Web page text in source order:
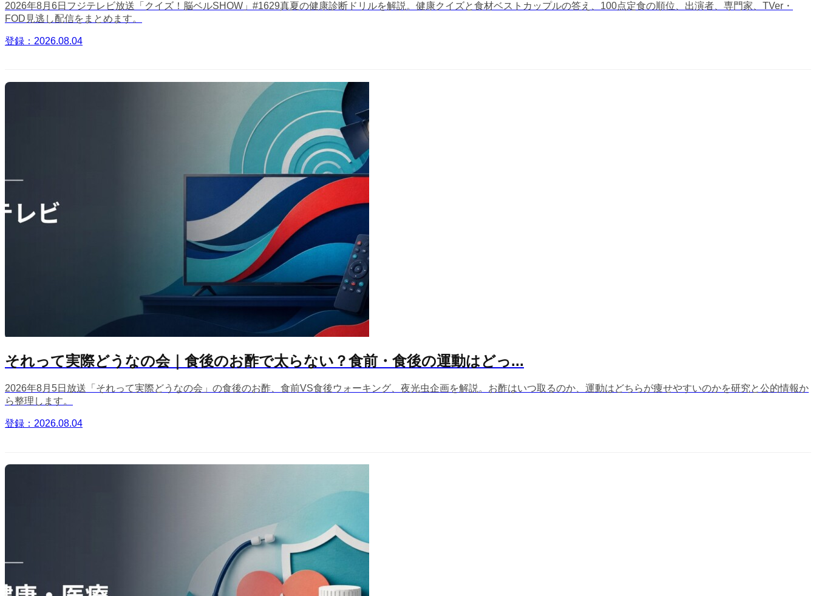
2026年8月6日フジテレビ放送「クイズ！脳ベルSHOW」#1629真夏の健康診断ドリルを解説。健康クイズと食材ベストカップルの答え、100点定食の順位、出演者、専門家、TVer・
FOD見逃し配信をまとめます。
登録：2026.08.04
それって実際どうなの会｜食後のお酢で太らない？食前・食後の運動はどっ...
2026年8月5日放送「それって実際どうなの会」の食後のお酢、食前VS食後ウォーキング、夜光虫企画を解説。お酢はいつ取るのか、運動はどちらが痩せやすいのかを研究と公的情報か
ら整理します。
登録：2026.08.04